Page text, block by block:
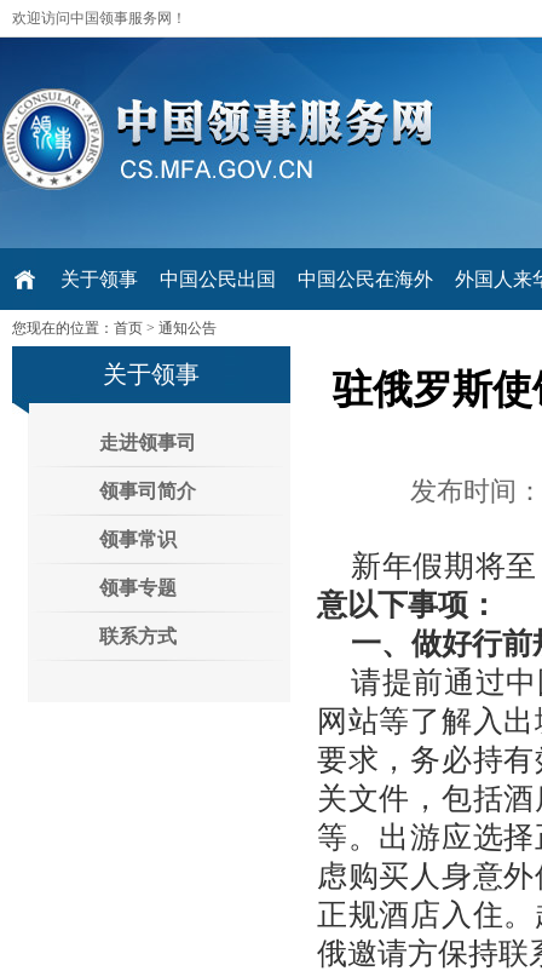
欢迎访问中国领事服务网！
关于领事 中国公民出国 中国公民在海外 外国人来
您现在的位置： 首页 > 通知公告
关于领事
走进领事司
领事司简介
领事常识
领事专题
联系方式
驻俄罗斯
发布时间
新年假期将
意以下事项：
一、做好行前
请提前通过
网站等了解入
要求，务必持
关文件，包括
等。出游应选
虑购买人身意
正规酒店入住
俄邀请方保持联